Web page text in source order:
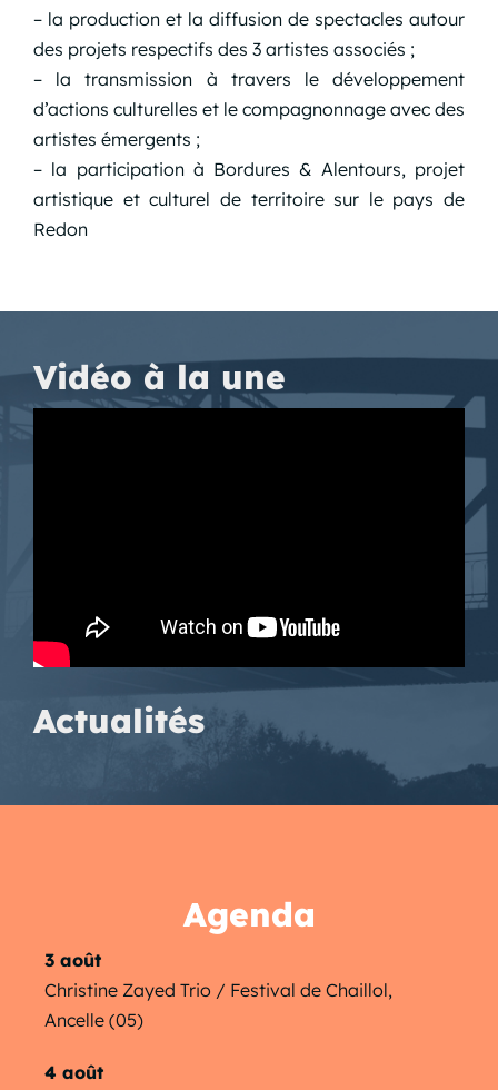
– la production et la diffusion de spectacles autour
des projets respectifs des 3 artistes associés ;
– la transmission à travers le développement
d’actions culturelles et le compagnonnage avec des
artistes émergents ;
– la participation à Bordures & Alentours, projet
artistique et culturel de territoire sur le pays de
Redon
Vidéo à la une
Actualités
Agenda
3 août
Christine Zayed Trio / Festival de Chaillol,
Ancelle (05)
4 août